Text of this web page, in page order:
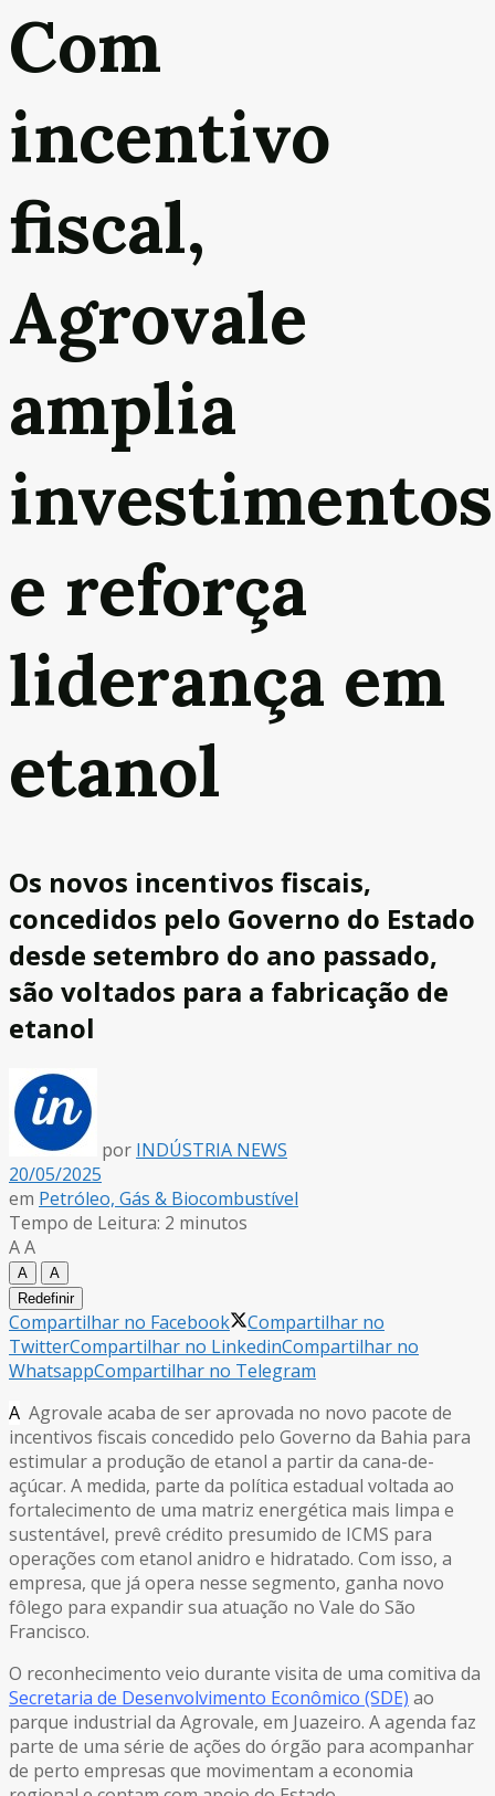
Com
incentivo
fiscal,
Agrovale
amplia
investimentos
e reforça
liderança em
etanol
Os novos incentivos fiscais,
concedidos pelo Governo do Estado
desde setembro do ano passado,
são voltados para a fabricação de
etanol
por INDÚSTRIA NEWS
20/05/2025
em Petróleo, Gás & Biocombustível
Tempo de Leitura: 2 minutos
AA
A
A
Redefinir
Compartilhar no Facebook
Compartilhar no
TwitterCompartilhar no LinkedinCompartilhar no
WhatsappCompartilhar no Telegram
A Agrovale acaba de ser aprovada no novo pacote de
incentivos fiscais concedido pelo Governo da Bahia para
estimular a produção de etanol a partir da cana-de-
açúcar. A medida, parte da política estadual voltada ao
fortalecimento de uma matriz energética mais limpa e
sustentável, prevê crédito presumido de ICMS para
operações com etanol anidro e hidratado. Com isso, a
empresa, que já opera nesse segmento, ganha novo
fôlego para expandir sua atuação no Vale do São
Francisco.
O reconhecimento veio durante visita de uma comitiva da
Secretaria de Desenvolvimento Econômico (SDE) ao
parque industrial da Agrovale, em Juazeiro. A agenda faz
parte de uma série de ações do órgão para acompanhar
de perto empresas que movimentam a economia